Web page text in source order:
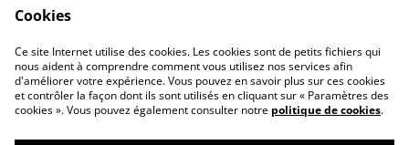
Contactez-nous
confidentialité
cookies
Cookies
Ce site Internet utilise des cookies. Les cookies sont de petits fichiers qui
nous aident à comprendre comment vous utilisez nos services afin
d'améliorer votre expérience. Vous pouvez en savoir plus sur ces cookies
et contrôler la façon dont ils sont utilisés en cliquant sur « Paramètres des
cookies ». Vous pouvez également consulter notre politique de cookies.